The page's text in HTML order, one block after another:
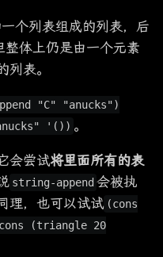
个列表组成的列表，后
整体上仍是由一个元素
表。
"C" "anucks")
'()) 。
会尝试将里面所有的表
string-append 会被执
理，也可以试试 (cons
(triangle 20